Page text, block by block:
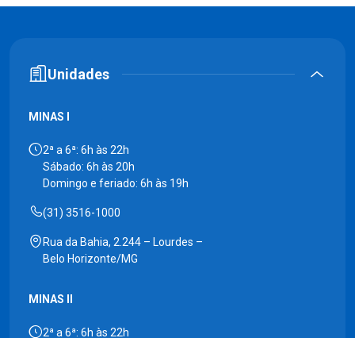
Unidades
MINAS I
2ª a 6ª: 6h às 22h
Sábado: 6h às 20h
Domingo e feriado: 6h às 19h
(31) 3516-1000
Rua da Bahia, 2.244 – Lourdes –
Belo Horizonte/MG
MINAS II
2ª a 6ª: 6h às 22h